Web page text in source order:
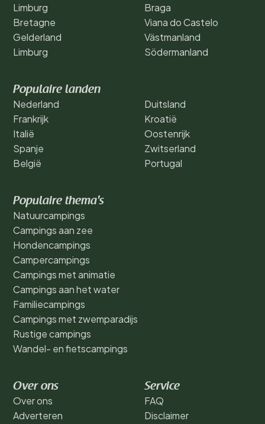
Limburg
Bretagne
Gelderland
Limburg
Braga
Viana do Castelo
Västmanland
Södermanland
Populaire landen
Nederland
Frankrijk
Italië
Spanje
België
Duitsland
Kroatië
Oostenrijk
Zwitserland
Portugal
Populaire thema's
Natuurcampings
Campings aan zee
Hondencampings
Campercampings
Campings met animatie
Campings aan het water
Familiecampings
Campings met zwemparadijs
Rustige campings
Wandel- en fietscampings
Over ons
Over ons
Adverteren
Service
FAQ
Disclaimer